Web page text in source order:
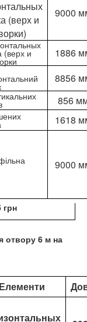
(верх и
9000
(верх и 1886
8856
856
1618
9000
грн
отвору 6 м на
Елементи